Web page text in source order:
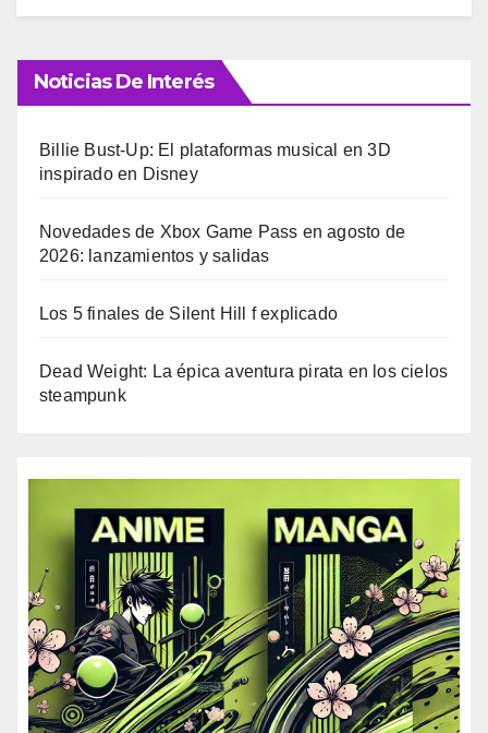
Noticias De Interés
Billie Bust-Up: El plataformas musical en 3D
inspirado en Disney
Novedades de Xbox Game Pass en agosto de
2026: lanzamientos y salidas
Los 5 finales de Silent Hill f explicado
Dead Weight: La épica aventura pirata en los cielos
steampunk